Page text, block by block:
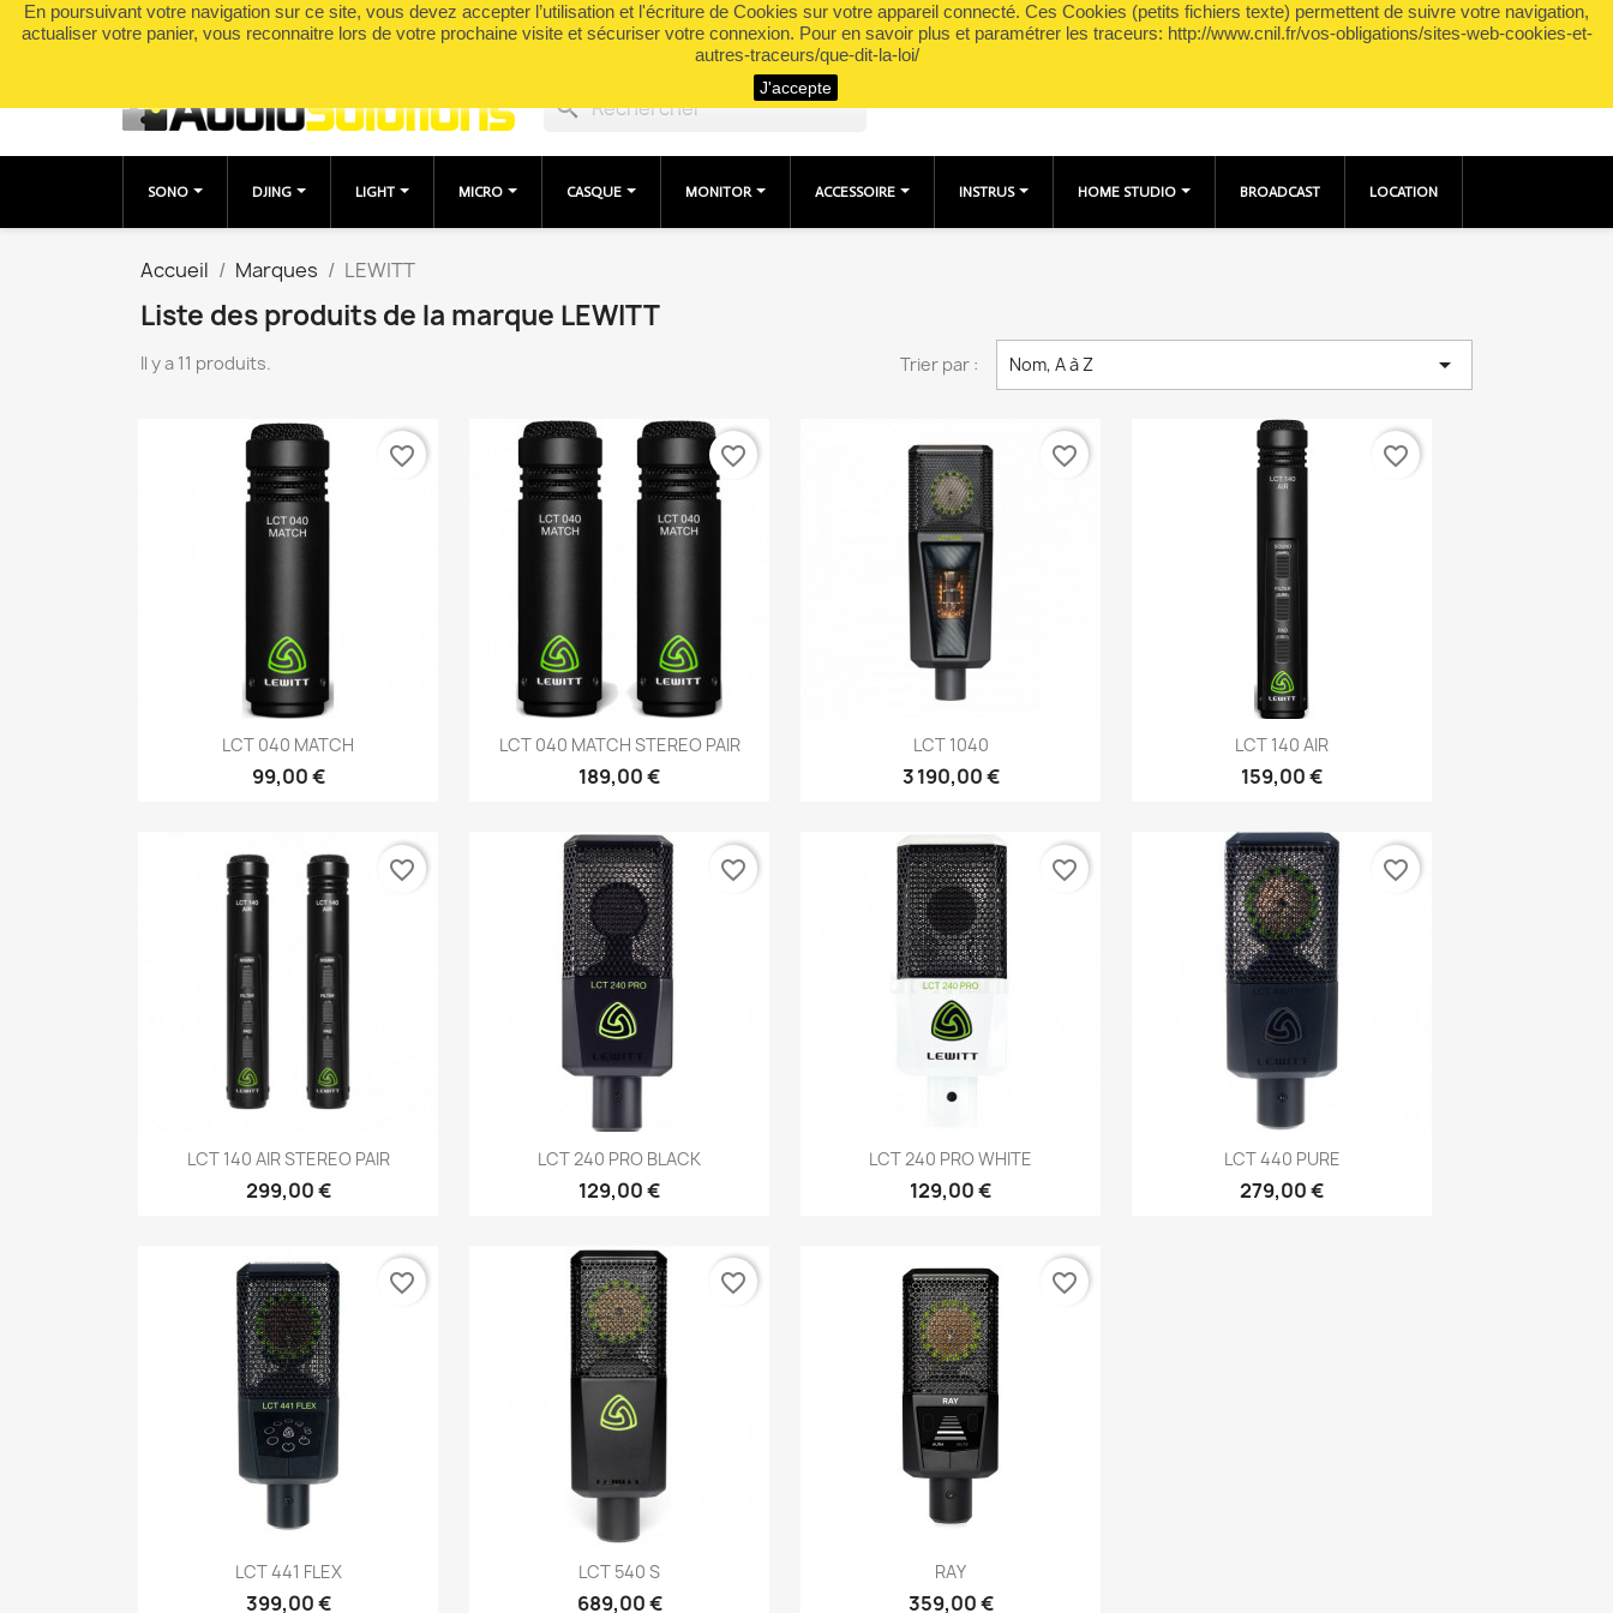
En poursuivant votre navigation sur ce site, vous devez accepter l’utilisation et l'écriture de Cookies sur votre appareil connecté. Ces Cookies (petits fichiers texte) permettent de suivre votre navigation,
actualiser votre panier, vous reconnaitre lors de votre prochaine visite et sécuriser votre connexion. Pour en savoir plus et paramétrer les traceurs: http://www.cnil.fr/vos-obligations/sites-web-cookies-et-
autres-traceurs/que-dit-la-loi/
J'accepte
Appelez-nous :0490049895 Connexion shopping_cartPanier(0)
search
SONO DJING LIGHT MICRO CASQUE MONITOR ACCESSOIRE INSTRUS HOME STUDIO BROADCAST LOCATION
Accueil Marques LEWITT
Liste des produits de la marque LEWITT
Il y a 11 produits. Trier par : Nom, A à Z 
LCT 040 MATCH
99,00 €
Aperçu rapide
favorite_border
LCT 040 MATCH STEREO PAIR
189,00 €
Aperçu rapide
favorite_border
LCT 1040
3 190,00 €
Aperçu rapide
favorite_border
LCT 140 AIR
159,00 €
Aperçu rapide
favorite_border
LCT 140 AIR STEREO PAIR
299,00 €
Aperçu rapide
favorite_border
LCT 240 PRO BLACK
129,00 €
Aperçu rapide
favorite_border
LCT 240 PRO WHITE
129,00 €
Aperçu rapide
favorite_border
LCT 440 PURE
279,00 €
Aperçu rapide
favorite_border
LCT 441 FLEX
399,00 €
Aperçu rapide
favorite_border
LCT 540 S
689,00 €
Aperçu rapide
favorite_border
RAY
359,00 €
Aperçu rapide
favorite_border